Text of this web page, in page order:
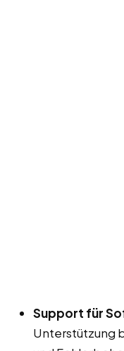
Support für
Unterstützung